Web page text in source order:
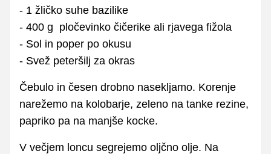
- 1 žličko suhe bazilike
- 400 g pločevinko čičerike ali rjavega fižola
- Sol in poper po okusu
- Svež peteršilj za okras
Čebulo in česen drobno nasekljamo. Korenje
narežemo na kolobarje, zeleno na tanke rezine,
papriko pa na manjše kocke.
V večjem loncu segrejemo oljčno olje. Na